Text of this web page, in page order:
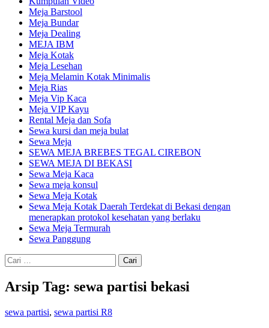
Meja Barstool
Meja Bundar
Meja Dealing
MEJA IBM
Meja Kotak
Meja Lesehan
Meja Melamin Kotak Minimalis
Meja Rias
Meja Vip Kaca
Meja VIP Kayu
Rental Meja dan Sofa
Sewa kursi dan meja bulat
Sewa Meja
SEWA MEJA BREBES TEGAL CIREBON
SEWA MEJA DI BEKASI
Sewa Meja Kaca
Sewa meja konsul
Sewa Meja Kotak
Sewa Meja Kotak Daerah Terdekat di Bekasi dengan
menerapkan protokol kesehatan yang berlaku
Sewa Meja Termurah
Sewa Panggung
Cari
untuk:
Arsip Tag: sewa partisi bekasi
sewa partisi, sewa partisi R8